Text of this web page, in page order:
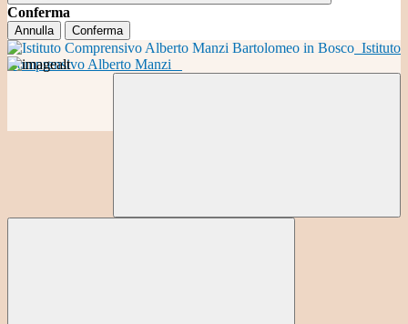
Conferma
Annulla Conferma
Istituto
Comprensivo Alberto Manzi